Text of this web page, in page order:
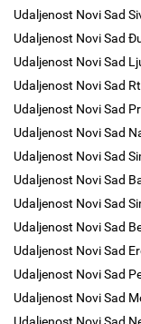
Udaljenost Novi Sad
Udaljenost Novi Sad
Udaljenost Novi Sad
Udaljenost Novi Sad
Udaljenost Novi Sad
Udaljenost Novi Sad
Udaljenost Novi Sad
Udaljenost Novi Sad
Udaljenost Novi Sad
Udaljenost Novi Sad
Udaljenost Novi Sad
Udaljenost Novi Sad
Udaljenost Novi Sad